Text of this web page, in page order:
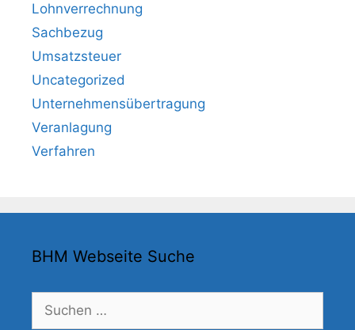
Lohnverrechnung
Sachbezug
Umsatzsteuer
Uncategorized
Unternehmensübertragung
Veranlagung
Verfahren
BHM Webseite Suche
Suchen
nach: